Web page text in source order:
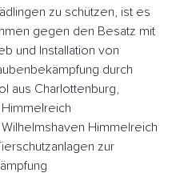
zu schützen, ist es
gegen den Besatz mit
und Installation von
durch
aus Charlottenburg,
Himmelreich
zur